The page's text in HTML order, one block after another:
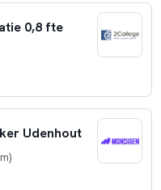
0,8 fte
Udenhout